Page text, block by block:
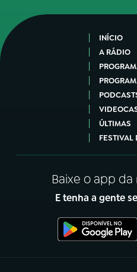
INÍCIO
A RÁDIO
ÚLTIMAS
FESTIVAL
Baixe o app
E tenha a gente